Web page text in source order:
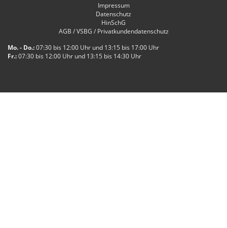
Impressum
Datenschutz
HinSchG
AGB / VSBG / Privatkundendatenschutz
Mo. - Do.:07:30 bis 12:00 Uhr und 13:15 bis 17:00 Uhr
Fr.:07:30 bis 12:00 Uhr und 13:15 bis 14:30 Uhr